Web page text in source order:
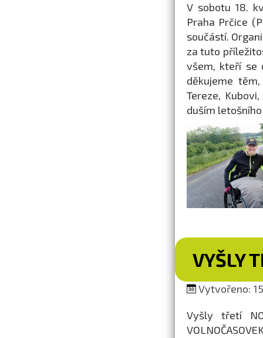
V sobotu 18.
Praha Prčice
součástí.
za tuto
všem, kteří se
děkujeme
Tereze,
duším
VYŠLY
Vytvořeno:
Vyšly třetí